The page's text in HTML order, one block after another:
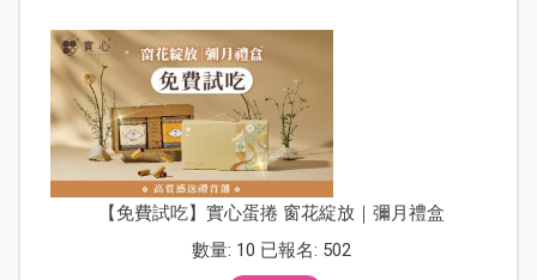
【免費試吃】實心蛋捲 窗花綻放｜彌月禮盒
數量: 10 已報名: 502